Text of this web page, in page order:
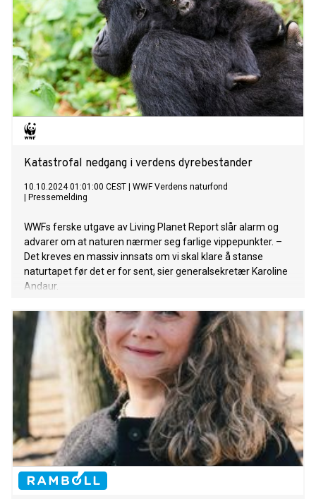
Katastrofal nedgang i verdens dyrebestander
10.10.2024 01:01:00 CEST
WWF Verdens naturfond
Pressemelding
WWFs ferske utgave av Living Planet Report slår alarm og
advarer om at naturen nærmer seg farlige vippepunkter. –
Det kreves en massiv innsats om vi skal klare å stanse
naturtapet før det er for sent, sier generalsekretær Karoline
Andaur.